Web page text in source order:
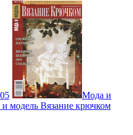
Мода и
модель Вязание крючком